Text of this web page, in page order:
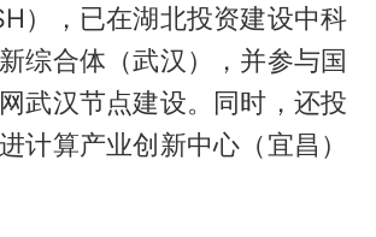
），已在湖北投资建设中科
综合体（武汉），并参与国
武汉节点建设。同时，还投
计算产业创新中心（宜昌）